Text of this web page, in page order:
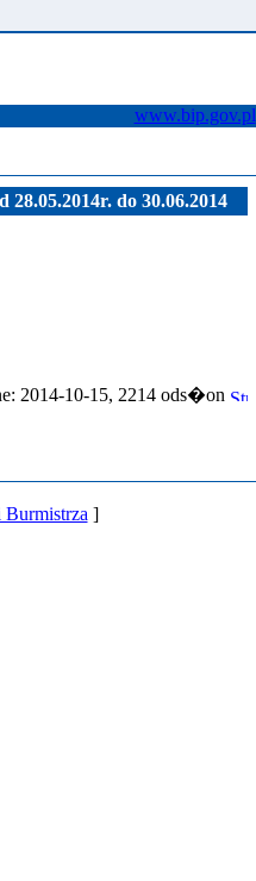
www.bip.gov.pl
28.05.2014r. do 30.06.2014
2014-10-15, 2214 ods�on
Burmistrza ]